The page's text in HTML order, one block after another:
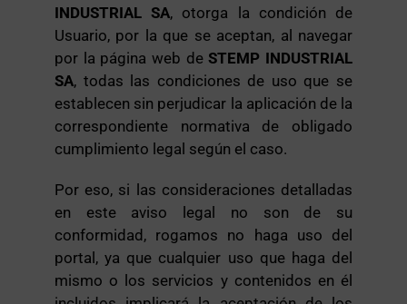
INDUSTRIAL SA, otorga la condición de
Usuario, por la que se aceptan, al navegar
por la página web deSTEMP INDUSTRIAL
SA, todas las condiciones de uso que se
establecen sin perjudicar la aplicación de la
correspondiente normativa de obligado
cumplimiento legal según el caso.
Por eso, si las consideraciones detalladas
en este aviso legal no son de su
conformidad, rogamos no haga uso del
portal, ya que cualquier uso que haga del
mismo o los servicios y contenidos en él